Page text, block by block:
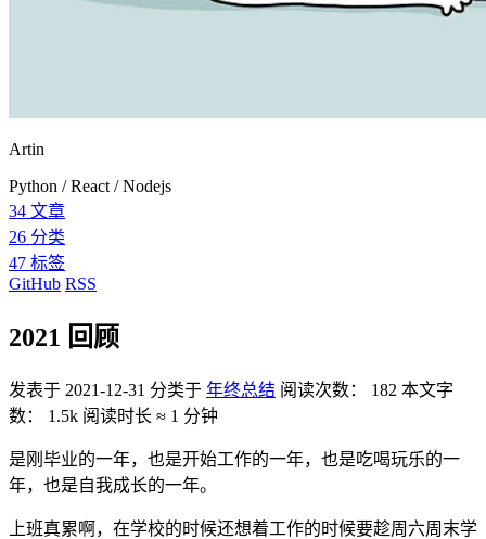
Artin
Python / React / Nodejs
34 文章
26 分类
47 标签
GitHub RSS
2021 回顾
发表于 2021-12-31 分类于 年终总结 阅读次数： 182 本文字
数：
1.5k 阅读时长 ≈ 1 分钟
是刚毕业的一年，也是开始工作的一年，也是吃喝玩乐的一
年，也是自我成长的一年。
上班真累啊，在学校的时候还想着工作的时候要趁周六周末学